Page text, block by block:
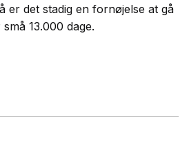
er det stadig en fornøjelse at gå
13.000 dage.